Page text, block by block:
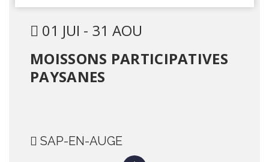
01 JUI - 31 AOU
MOISSONS PARTICIPATIVES
PAYSANES
SAP-EN-AUGE